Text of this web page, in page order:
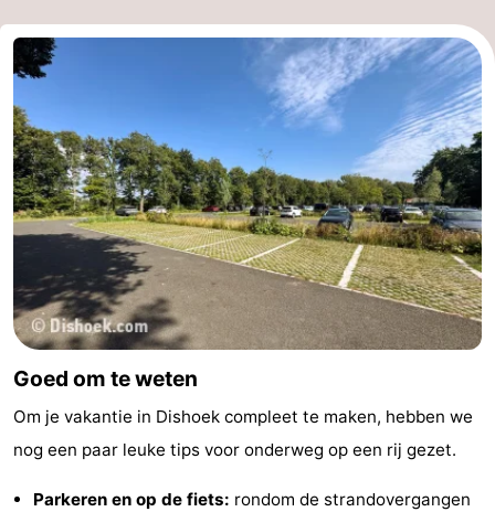
Goed om te weten
Om je vakantie in Dishoek compleet te maken, hebben we
nog een paar leuke tips voor onderweg op een rij gezet.
Parkeren en op de fiets: rondom de strandovergangen